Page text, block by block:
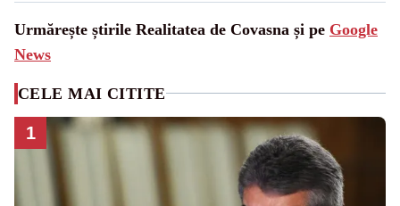
Urmărește știrile Realitatea de Covasna și pe Google
News
CELE MAI CITITE
1